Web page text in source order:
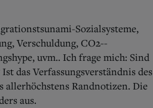
Sozialsysteme,
Verschuldung, CO2--
uvm.. Ich frage mich: Sind
das Verfassungsverständnis des
allerhöchstens Randnotizen. Die
aus.